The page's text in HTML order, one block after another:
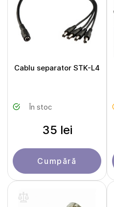
Cablu separator STK-L4
În stoc
35 lei
Cumpără